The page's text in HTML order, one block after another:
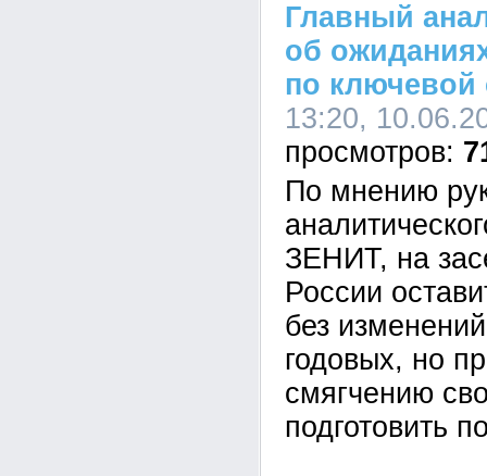
Главный
об
по ключевой
13:20,
По мнению
ЗЕНИТ, на
России
без
годовых, но
смягчению
подготовить